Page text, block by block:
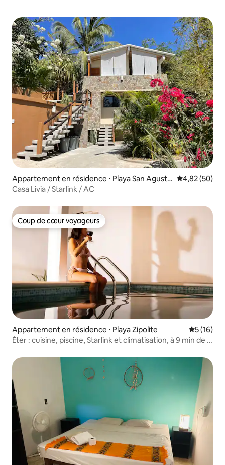
Appartement en résidence ⋅ Playa San Agusti
nillo
Évaluation
4,82 (50)
Casa Livia / Starlink / AC
Coup de cœur voyageurs
Coup de cœur voyageurs
Appartement en résidence ⋅ Playa Zipolite
5 (16)
Éter : cuisine, piscine, Starlink et climatisation, à 9 min de la